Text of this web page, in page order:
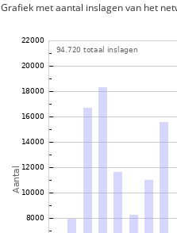
Grafiek met aantal inslagen van het